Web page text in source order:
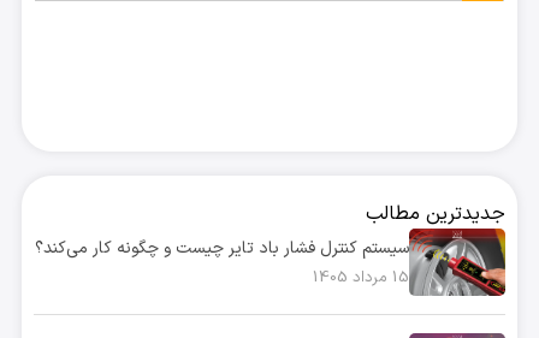
جدیدترین مطالب
سیستم کنترل فشار باد تایر چیست و چگونه کار می‌کند؟
15 مرداد 1405